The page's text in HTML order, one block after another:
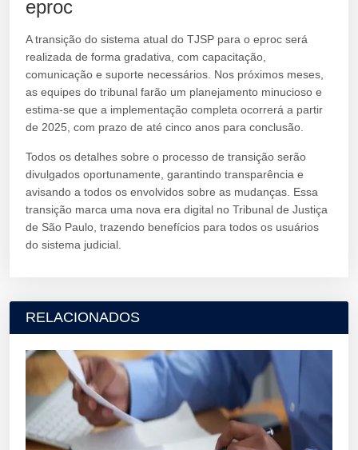
eproc
A transição do sistema atual do TJSP para o eproc será
realizada de forma gradativa, com capacitação,
comunicação e suporte necessários. Nos próximos meses,
as equipes do tribunal farão um planejamento minucioso e
estima-se que a implementação completa ocorrerá a partir
de 2025, com prazo de até cinco anos para conclusão.
Todos os detalhes sobre o processo de transição serão
divulgados oportunamente, garantindo transparência e
avisando a todos os envolvidos sobre as mudanças. Essa
transição marca uma nova era digital no Tribunal de Justiça
de São Paulo, trazendo benefícios para todos os usuários
do sistema judicial.
RELACIONADOS